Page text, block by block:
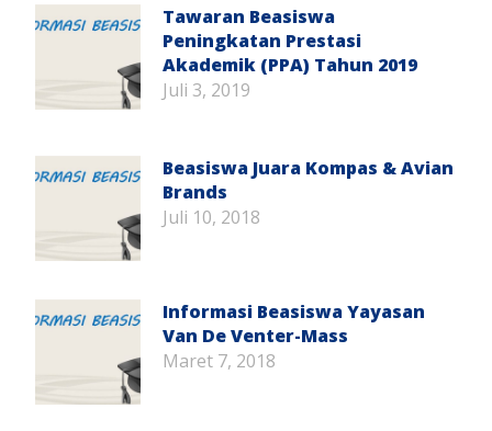
Tawaran Beasiswa
Peningkatan Prestasi
Akademik (PPA) Tahun 2019
Juli 3, 2019
Beasiswa Juara Kompas & Avian
Brands
Juli 10, 2018
Informasi Beasiswa Yayasan
Van De Venter-Mass
Maret 7, 2018